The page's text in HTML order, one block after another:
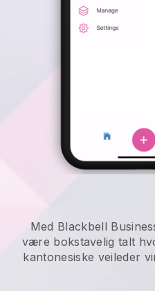
Med Blackbell
være bokstavelig talt
kantonesiske veileder